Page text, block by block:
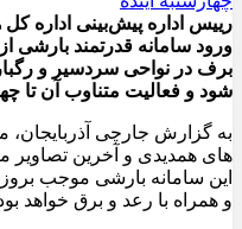
رییس اداره پیش‌بینی اداره
ورود سامانه قدرتمند بارشی
برف در نواحی سردسیر و
شود و فعالیت متناوب آن تا
به گزارش جارچی آذربایجان،
های همدیدی و آخرین تصاویر
این سامانه بارشی موجب
و همراه با رعد و برق خواهد